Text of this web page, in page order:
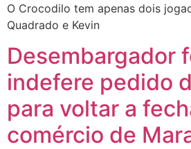
O Crocodilo tem apenas dois
Quadrado e Kevin
Desembargador
indefere pedido
para voltar a
comércio de